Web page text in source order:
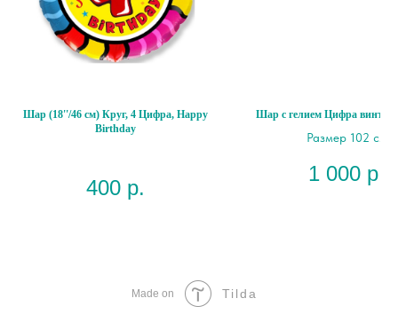
Шар (18''/46 см) Круг, 4 Цифра, Happy
Birthday
400 р.
Шар с гелием Цифра
Размер 102 см
1 000 р.
Made on Tilda